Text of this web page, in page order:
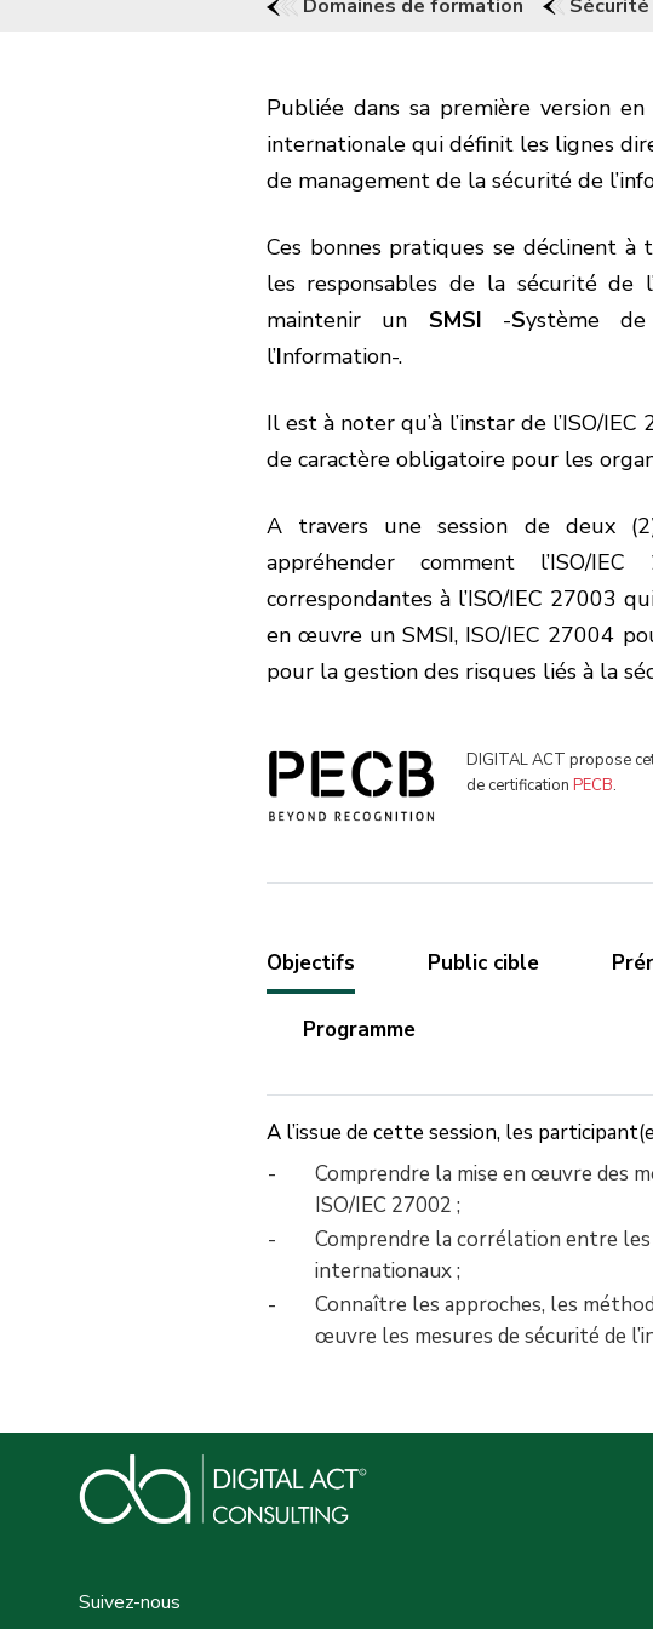
Domaines de formation
Publiée dans sa première version
internationale qui définit les lignes
de management de la sécurité de
Ces bonnes pratiques se déclinent à
les responsables de la sécurité de
maintenir un SMSI -Système de
l’Information-.
Il est à noter qu’à l’instar de l’ISO/
de caractère obligatoire pour les
A travers une session de deux
appréhender comment l’ISO/
correspondantes à l’ISO/IEC 27003
en œuvre un SMSI, ISO/IEC 27004
pour la gestion des risques liés à la
DIGITAL ACT propose
de certification PECB.
Objectifs Public cible
Programme
A l’issue de cette session, les
Comprendre la mise en œuvre des
ISO/IEC 27002 ;
Comprendre la corrélation entre les
internationaux ;
Connaître les approches, les
œuvre les mesures de sécurité de
Suivez-nous